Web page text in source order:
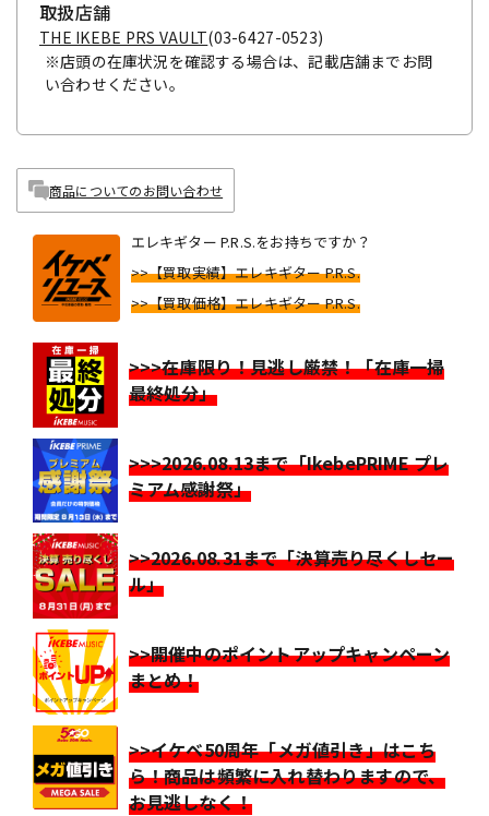
取扱店舗
THE IKEBE PRS VAULT(03-6427-0523)
※店頭の在庫状況を確認する場合は、記載店舗までお問
い合わせください。
商品についてのお問い合わせ
エレキギター P.R.S.をお持ちですか？
>>【買取実績】エレキギター P.R.S.
>>【買取価格】エレキギター P.R.S.
>>>在庫限り！見逃し厳禁！「在庫一掃
最終処分」
>>>2026.08.13まで「IkebePRIME プレ
ミアム感謝祭」
>>2026.08.31まで「決算売り尽くしセー
ル」
>>開催中のポイントアップキャンペーン
まとめ！
>>イケベ50周年「メガ値引き」はこち
ら！商品は頻繁に入れ替わりますので、
お見逃しなく！